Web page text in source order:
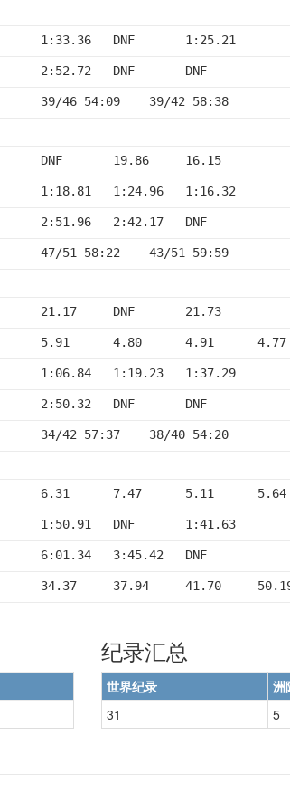
1:33.36   DNF       1:25.21
2:52.72   DNF       DNF
39/46 54:09    39/42 58:38
DNF       19.86     16.15
1:18.81   1:24.96   1:16.32
2:51.96   2:42.17   DNF
47/51 58:22    43/51 59:59
21.17     DNF       21.73
5.91      4.80      4.91
1:06.84   1:19.23   1:37.29
2:50.32   DNF       DNF
34/42 57:37    38/40 54:20
6.31      7.47      5.11
1:50.91   DNF       1:41.63
6:01.34   3:45.42   DNF
34.37     37.94     41.70
纪录汇总
世界纪录
洲
31
5